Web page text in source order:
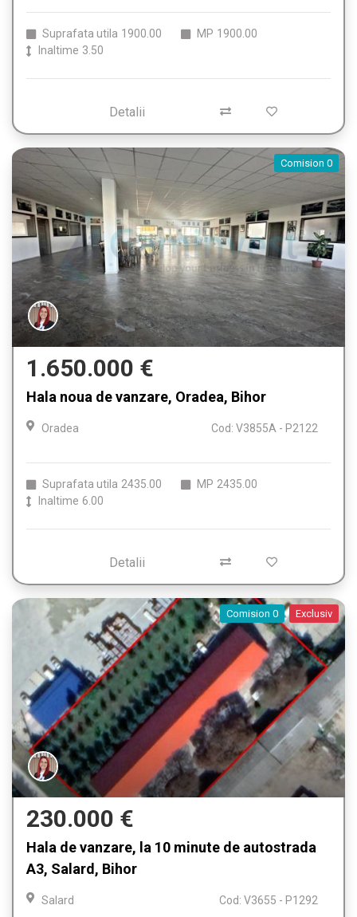
Suprafata utila 1900.00 MP 1900.00
Inaltime 3.50
Detalii
Comision 0
1.650.000 €
Hala noua de vanzare, Oradea, Bihor
Oradea Cod: V3855A - P2122
Suprafata utila 2435.00 MP 2435.00
Inaltime 6.00
Detalii
Comision 0 Exclusiv
230.000 €
Hala de vanzare, la 10 minute de autostrada
A3, Salard, Bihor
Salard Cod: V3655 - P1292